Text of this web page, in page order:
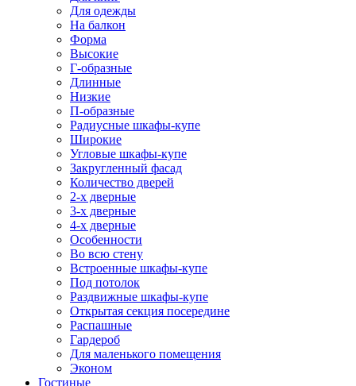
Для одежды
На балкон
Форма
Высокие
Г-образные
Длинные
Низкие
П-образные
Радиусные шкафы-купе
Широкие
Угловые шкафы-купе
Закругленный фасад
Количество дверей
2-х дверные
3-х дверные
4-х дверные
Особенности
Во всю стену
Встроенные шкафы-купе
Под потолок
Раздвижные шкафы-купе
Открытая секция посередине
Распашные
Гардероб
Для маленького помещения
Эконом
Гостиные